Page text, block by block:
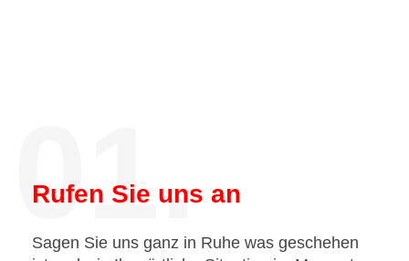
01.
Rufen Sie uns an
Sagen Sie uns ganz in Ruhe was geschehen